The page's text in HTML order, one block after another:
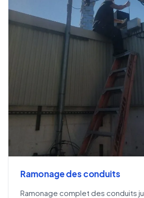
Ramonage des conduits
Ramonage complet des conduits